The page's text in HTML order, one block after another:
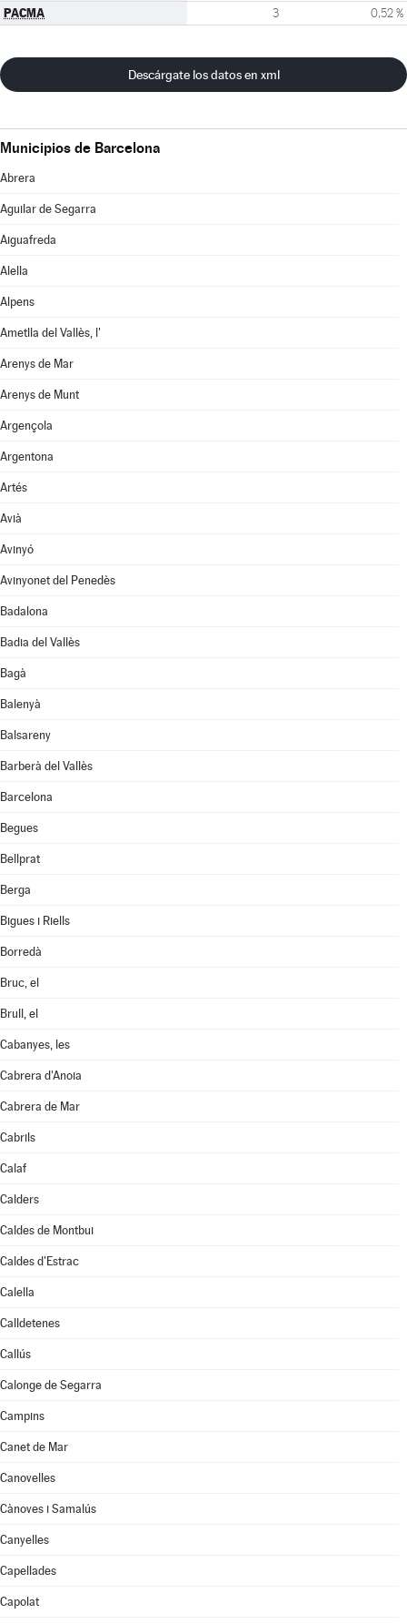
PACMA 3 0,52 %
Descárgate los datos en xml
Municipios de Barcelona
Abrera
Aguilar de Segarra
Aiguafreda
Alella
Alpens
Ametlla del Vallès, l'
Arenys de Mar
Arenys de Munt
Argençola
Argentona
Artés
Avià
Avinyó
Avinyonet del Penedès
Badalona
Badia del Vallès
Bagà
Balenyà
Balsareny
Barberà del Vallès
Barcelona
Begues
Bellprat
Berga
Bigues i Riells
Borredà
Bruc, el
Brull, el
Cabanyes, les
Cabrera d'Anoia
Cabrera de Mar
Cabrils
Calaf
Calders
Caldes de Montbui
Caldes d'Estrac
Calella
Calldetenes
Callús
Calonge de Segarra
Campins
Canet de Mar
Canovelles
Cànoves i Samalús
Canyelles
Capellades
Capolat